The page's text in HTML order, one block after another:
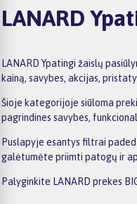
LANARD
LANARD Ypatingi žaislų
kainą, savybes, akcijas,
Šioje kategorijoje siūloma
pagrindines savybes,
Puslapyje esantys filtrai
galėtumėte priimti patogų ir
Palyginkite LANARD prekes